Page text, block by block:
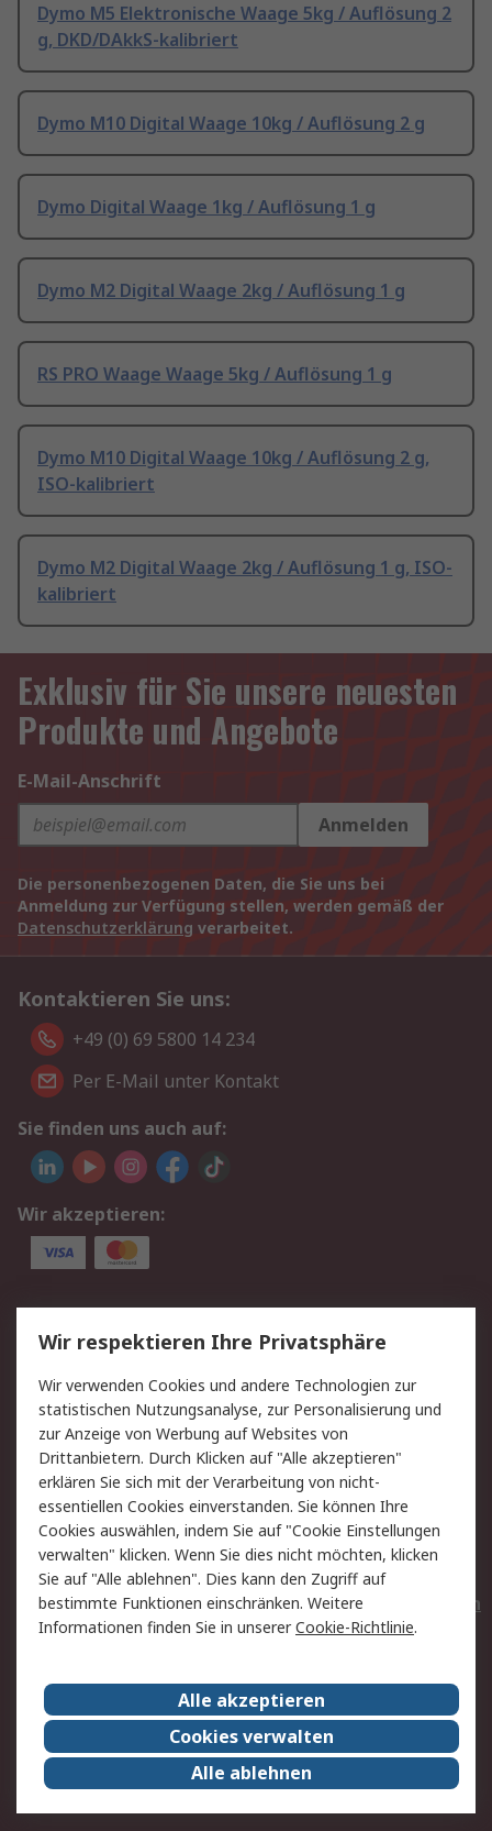
Dymo M5 Elektronische Waage 5kg / Auflösung 2
g, DKD/DAkkS-kalibriert
Dymo M10 Digital Waage 10kg / Auflösung 2 g
Dymo Digital Waage 1kg / Auflösung 1 g
Dymo M2 Digital Waage 2kg / Auflösung 1 g
RS PRO Waage Waage 5kg / Auflösung 1 g
Dymo M10 Digital Waage 10kg / Auflösung 2 g,
ISO-kalibriert
Dymo M2 Digital Waage 2kg / Auflösung 1 g, ISO-
kalibriert
Exklusiv für Sie unsere neuesten
Produkte und Angebote
E-Mail-Anschrift
Anmelden
Die personenbezogenen Daten, die Sie uns bei
Anmeldung zur Verfügung stellen, werden gemäß der
Datenschutzerklärung verarbeitet.
Kontaktieren Sie uns:
+49 (0) 69 5800 14 234
Per E-Mail unter Kontakt
Sie finden uns auch auf:
Wir akzeptieren:
Service
Value Added Services
Lieferlösungen
Rücksendungen
Kontakt
Hilfe
Privatkunden
Rechtliches
AGB
Datenschutz
Cookie-Richtlinie
Zahlungsbedingungen
Copyright/Impressum
Entsorgung
Elektrogeräte/Batterien
RS weltweit
Karriere bei RS
Nachhaltigkeit
Qualität/Umwelt/ZertifikatePresse-Center
Event-Center
Wir respektieren Ihre Privatsphäre
Wir verwenden Cookies und andere Technologien zur
statistischen Nutzungsanalyse, zur Personalisierung und
zur Anzeige von Werbung auf Websites von
Drittanbietern. Durch Klicken auf "Alle akzeptieren"
erklären Sie sich mit der Verarbeitung von nicht-
essentiellen Cookies einverstanden. Sie können Ihre
Cookies auswählen, indem Sie auf "Cookie Einstellungen
verwalten" klicken. Wenn Sie dies nicht möchten, klicken
Sie auf "Alle ablehnen". Dies kann den Zugriff auf
bestimmte Funktionen einschränken. Weitere
Informationen finden Sie in unsererCookie-Richtlinie.
Alle akzeptieren
Cookies verwalten
Alle ablehnen